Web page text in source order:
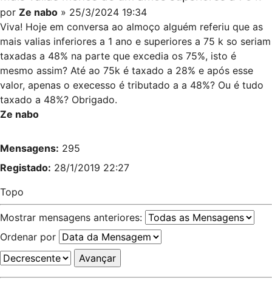
por Ze nabo » 25/3/2024 19:34
Viva! Hoje em conversa ao almoço alguém referiu que as
mais valias inferiores a 1 ano e superiores a 75 k so seriam
taxadas a 48% na parte que excedia os 75%, isto é
mesmo assim? Até ao 75k é taxado a 28% e após esse
valor, apenas o execesso é tributado a a 48%? Ou é tudo
taxado a 48%? Obrigado.
Ze nabo
Mensagens: 295
Registado: 28/1/2019 22:27
Topo
Mostrar mensagens anteriores:
Ordenar por